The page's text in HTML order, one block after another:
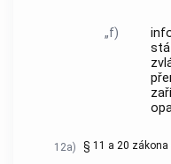
„f)
12a) § 11 a 20 zákona